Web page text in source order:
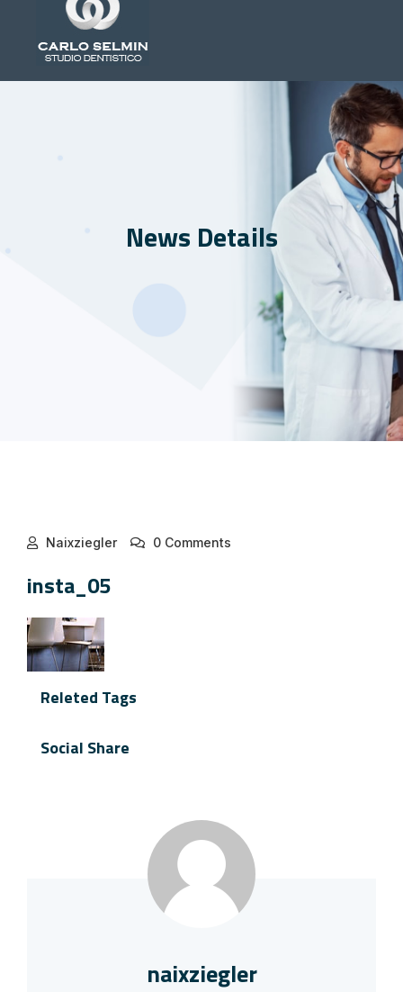
News Details
Naixziegler 0 Comments
insta_05
Releted Tags
Social Share
naixziegler